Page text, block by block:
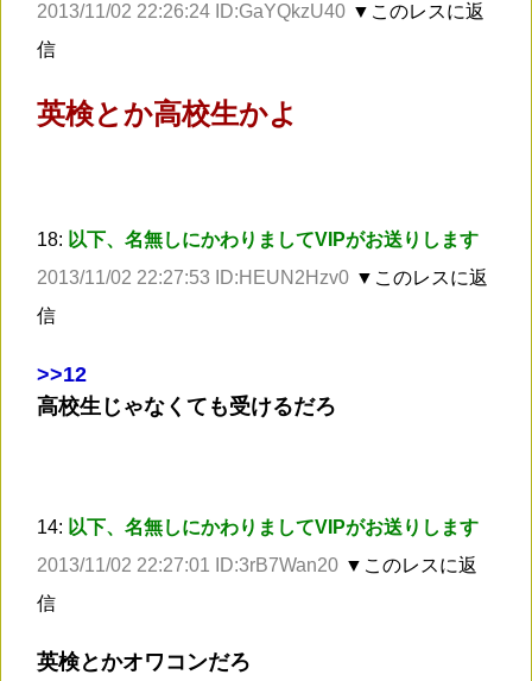
2013/11/02 22:26:24 ID:GaYQkzU40 ▼このレスに返
信
英検とか高校生かよ
18: 以下、名無しにかわりましてVIPがお送りします
2013/11/02 22:27:53 ID:HEUN2Hzv0 ▼このレスに返
信
>>12
高校生じゃなくても受けるだろ
14: 以下、名無しにかわりましてVIPがお送りします
2013/11/02 22:27:01 ID:3rB7Wan20 ▼このレスに返
信
英検とかオワコンだろ